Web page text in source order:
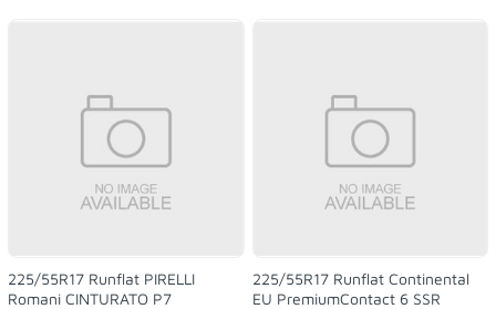
225/55R17 Runflat PIRELLI
Romani CINTURATO P7
225/55R17 Runflat Continental
EU PremiumContact 6 SSR